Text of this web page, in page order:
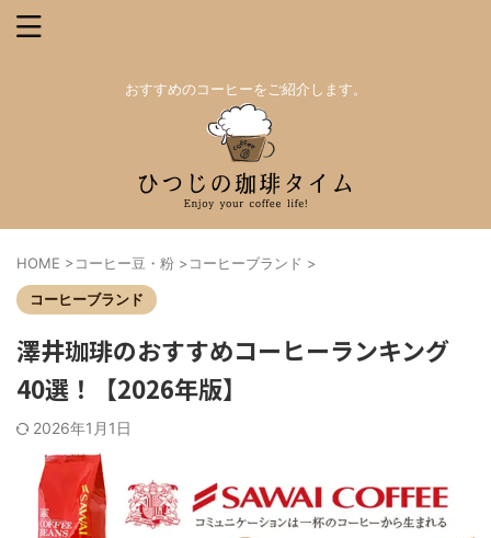
おすすめのコーヒーをご紹介します。
HOME >コーヒー豆・粉 >コーヒーブランド >
コーヒーブランド
澤井珈琲のおすすめコーヒーランキング
40選！【2026年版】
2026年1月1日